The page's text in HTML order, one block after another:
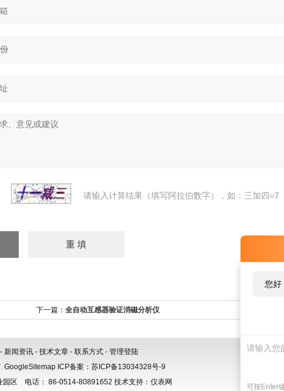
您好
可按Enter
请输入计算结果（填写阿拉伯数字），如：三加四=7
下一篇： 全自动互感器验证消磁分析仪
- 新闻资讯 - 技术文章 - 联系方式 - 管理登陆
GoogleSitemap ICP备案： 苏ICP备13034328号-9
园区 电话： 86-0514-80891652 技术支持： 仪表网